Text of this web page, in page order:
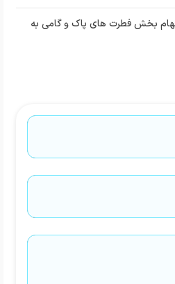
بخش فطرت های پاک و گامی به